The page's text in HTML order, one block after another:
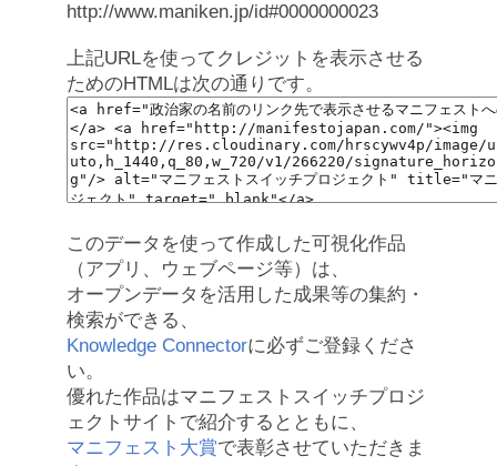
http://www.maniken.jp/id#0000000023
上記URLを使ってクレジットを表示させる
ためのHTMLは次の通りです。
このデータを使って作成した可視化作品
（アプリ、ウェブページ等）は、
オープンデータを活用した成果等の集約・
検索ができる、
Knowledge Connectorに必ずご登録くださ
い。
優れた作品はマニフェストスイッチプロジ
ェクトサイトで紹介するとともに、
マニフェスト大賞で表彰させていただきま